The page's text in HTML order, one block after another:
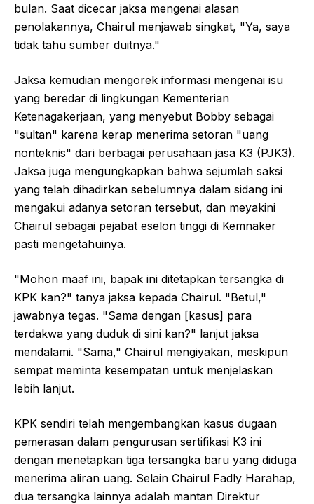
bulan. Saat dicecar jaksa mengenai alasan
penolakannya, Chairul menjawab singkat, "Ya, saya
tidak tahu sumber duitnya."
Jaksa kemudian mengorek informasi mengenai isu
yang beredar di lingkungan Kementerian
Ketenagakerjaan, yang menyebut Bobby sebagai
"sultan" karena kerap menerima setoran "uang
nonteknis" dari berbagai perusahaan jasa K3 (PJK3).
Jaksa juga mengungkapkan bahwa sejumlah saksi
yang telah dihadirkan sebelumnya dalam sidang ini
mengakui adanya setoran tersebut, dan meyakini
Chairul sebagai pejabat eselon tinggi di Kemnaker
pasti mengetahuinya.
"Mohon maaf ini, bapak ini ditetapkan tersangka di
KPK kan?" tanya jaksa kepada Chairul. "Betul,"
jawabnya tegas. "Sama dengan [kasus] para
terdakwa yang duduk di sini kan?" lanjut jaksa
mendalami. "Sama," Chairul mengiyakan, meskipun
sempat meminta kesempatan untuk menjelaskan
lebih lanjut.
KPK sendiri telah mengembangkan kasus dugaan
pemerasan dalam pengurusan sertifikasi K3 ini
dengan menetapkan tiga tersangka baru yang diduga
menerima aliran uang. Selain Chairul Fadly Harahap,
dua tersangka lainnya adalah mantan Direktur